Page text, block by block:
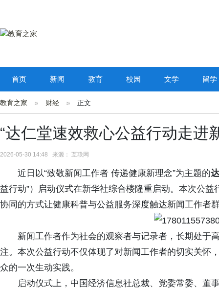
首页 新闻 教育 校园 文学 留学
教育之家 财经 正文
“达仁堂速效救心公益行动走进
2026-05-30 14:48 来源： 互联网
近日以“致敬新闻工作者 传递健康新理念”为主题的
益行动”）启动仪式在新华社综合楼隆重启动。本次公
协同的方式让健康科普与公益服务深度触达新闻工作者
新闻工作者作为社会的观察者与记录者，长期处于
注。本次公益行动不仅体现了对新闻工作者的切实关怀
众的一次生动实践。
启动仪式上，中国经济信息社总裁、党委常委、董